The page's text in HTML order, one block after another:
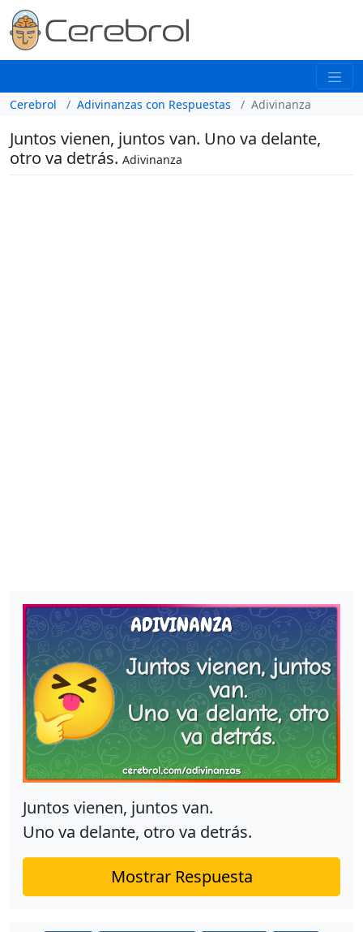
Cerebrol Adivinanzas con Respuestas Adivinanza
Juntos vienen, juntos van. Uno va delante,
otro va detrás. Adivinanza
Juntos vienen, juntos van.
Uno va delante, otro va detrás.
Mostrar Respuesta